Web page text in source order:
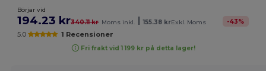
Börjar vid
194.23 kr340.11 kr Moms inkl. | 155.38 krExkl. Moms -43%
5.0 1 Recensioner
Fri frakt vid 1 199 kr på detta lager!